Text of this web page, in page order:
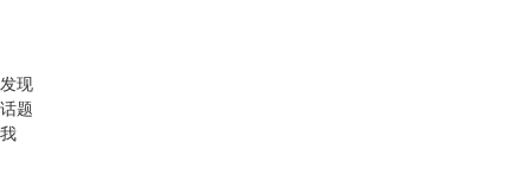
发现
话题
我